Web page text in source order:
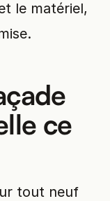
le matériel,
ce
tout neuf